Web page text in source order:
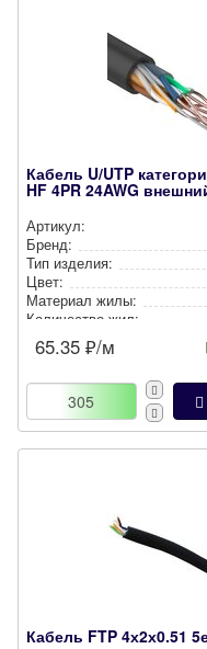
Кабель U/UTP
HF 4PR 24AWG
Артикул:
Бренд:
Тип изделия:
Цвет:
Материал жилы:
Количество жил:
65.35 ₽/м
Кабель FTP 4х2х0.51